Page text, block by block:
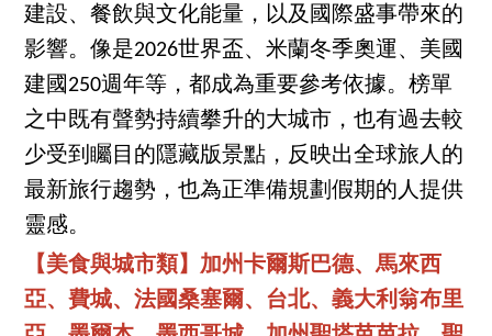
建設、餐飲與文化能量，以及國際盛事帶來的
影響。像是2026世界盃、米蘭冬季奧運、美國
建國250週年等，都成為重要參考依據。榜單
之中既有聲勢持續攀升的大城市，也有過去較
少受到矚目的隱藏版景點，反映出全球旅人的
最新旅行趨勢，也為正準備規劃假期的人提供
靈感。
【美食與城市類】加州卡爾斯巴德、馬來西
亞、費城、法國桑塞爾、台北、義大利翁布里